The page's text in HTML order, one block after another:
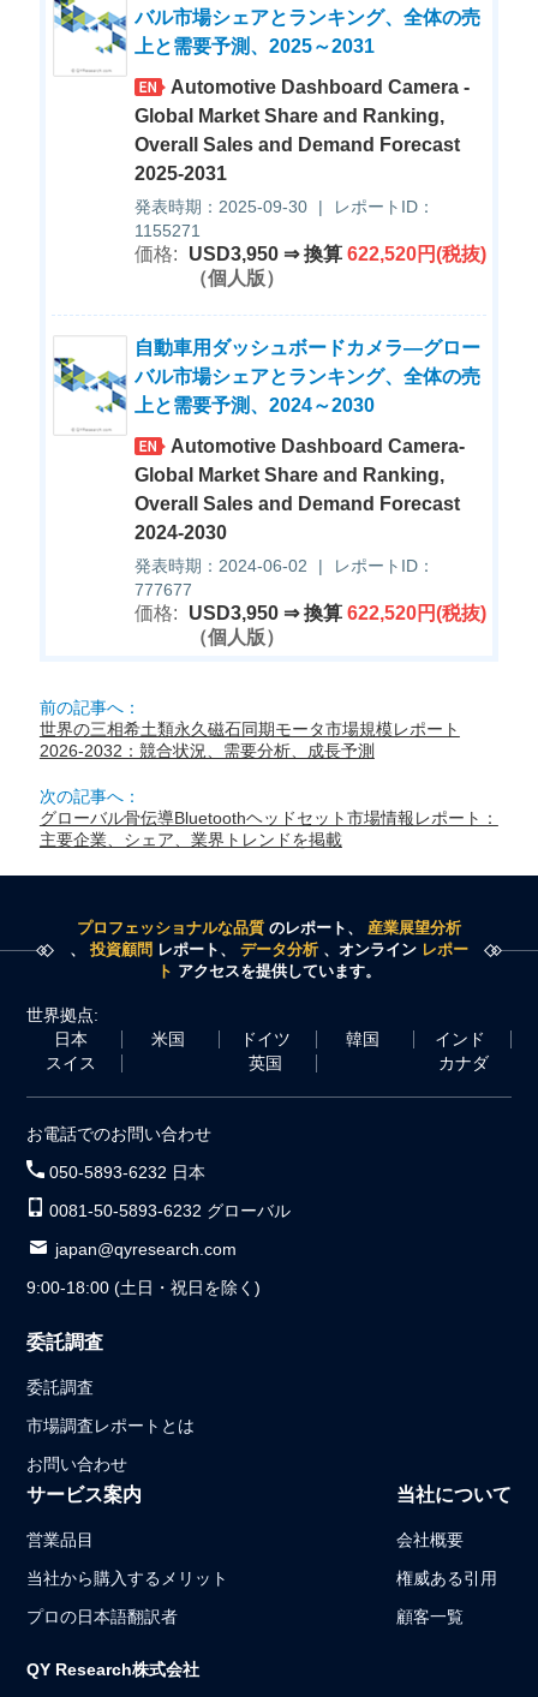
バル市場シェアとランキング、全体の売
上と需要予測、2025～2031
Automotive Dashboard Camera -
Global Market Share and Ranking,
Overall Sales and Demand Forecast
2025-2031
発表時期：2025-09-30 |
レポートID：
1155271
価格: USD3,950 ⇒ 換算 622,520円(税抜)
（個人版）
自動車用ダッシュボードカメラ―グロー
バル市場シェアとランキング、全体の売
上と需要予測、2024～2030
Automotive Dashboard Camera-
Global Market Share and Ranking,
Overall Sales and Demand Forecast
2024-2030
発表時期：2024-06-02 |
レポートID：
777677
価格: USD3,950 ⇒ 換算 622,520円(税抜)
（個人版）
前の記事へ：
世界の三相希土類永久磁石同期モータ市場規模レポート
2026-2032：競合状況、需要分析、成長予測
次の記事へ：
グローバル骨伝導Bluetoothヘッドセット市場情報レポート：
主要企業、シェア、業界トレンドを掲載
プロフェッショナルな品質 のレポート、 産業展望分析
、 投資顧問 レポート、 データ分析 、オンライン レポー
ト アクセスを提供しています。
世界拠点:
日本
米国 ドイツ 韓国
インド
スイス
英国 カナダ
お電話でのお問い合わせ
050-5893-6232 日本
0081-50-5893-6232 グローバル
japan@qyresearch.com
9:00-18:00 (土日・祝日を除く)
委託調査
委託調査
市場調査レポートとは
お問い合わせ
サービス案内
営業品目
当社から購入するメリット
プロの日本語翻訳者
当社について
会社概要
権威ある引用
顧客一覧
QY Research株式会社